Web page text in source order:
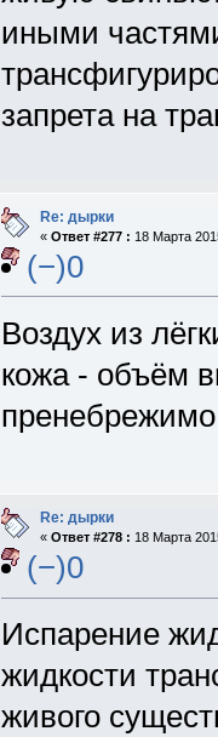
иными
запрета на
Re: дырки
« Ответ #277 : 18 Марта
(−)0
Воздух из
кожа - объём
Re: дырки
« Ответ #278 : 18 Марта
(−)0
Испарение
жидкости
живого